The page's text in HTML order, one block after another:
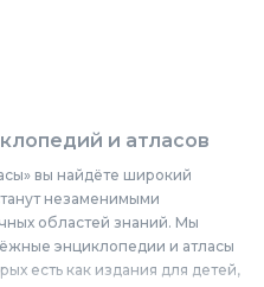
и атласов
вы найдёте широкий
незаменимыми
областей знаний. Мы
энциклопедии и атласы
есть как издания для детей,